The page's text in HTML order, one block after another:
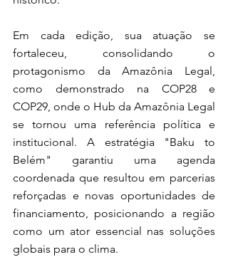
Em cada edição, sua atuação se
fortaleceu, consolidando o
protagonismo da Amazônia Legal,
como demonstrado na COP28 e
COP29, onde o Hub da Amazônia Legal
se tornou uma referência política e
institucional. A estratégia "Baku to
Belém" garantiu uma agenda
coordenada que resultou em parcerias
reforçadas e novas oportunidades de
financiamento, posicionando a região
como um ator essencial nas soluções
globais para o clima.